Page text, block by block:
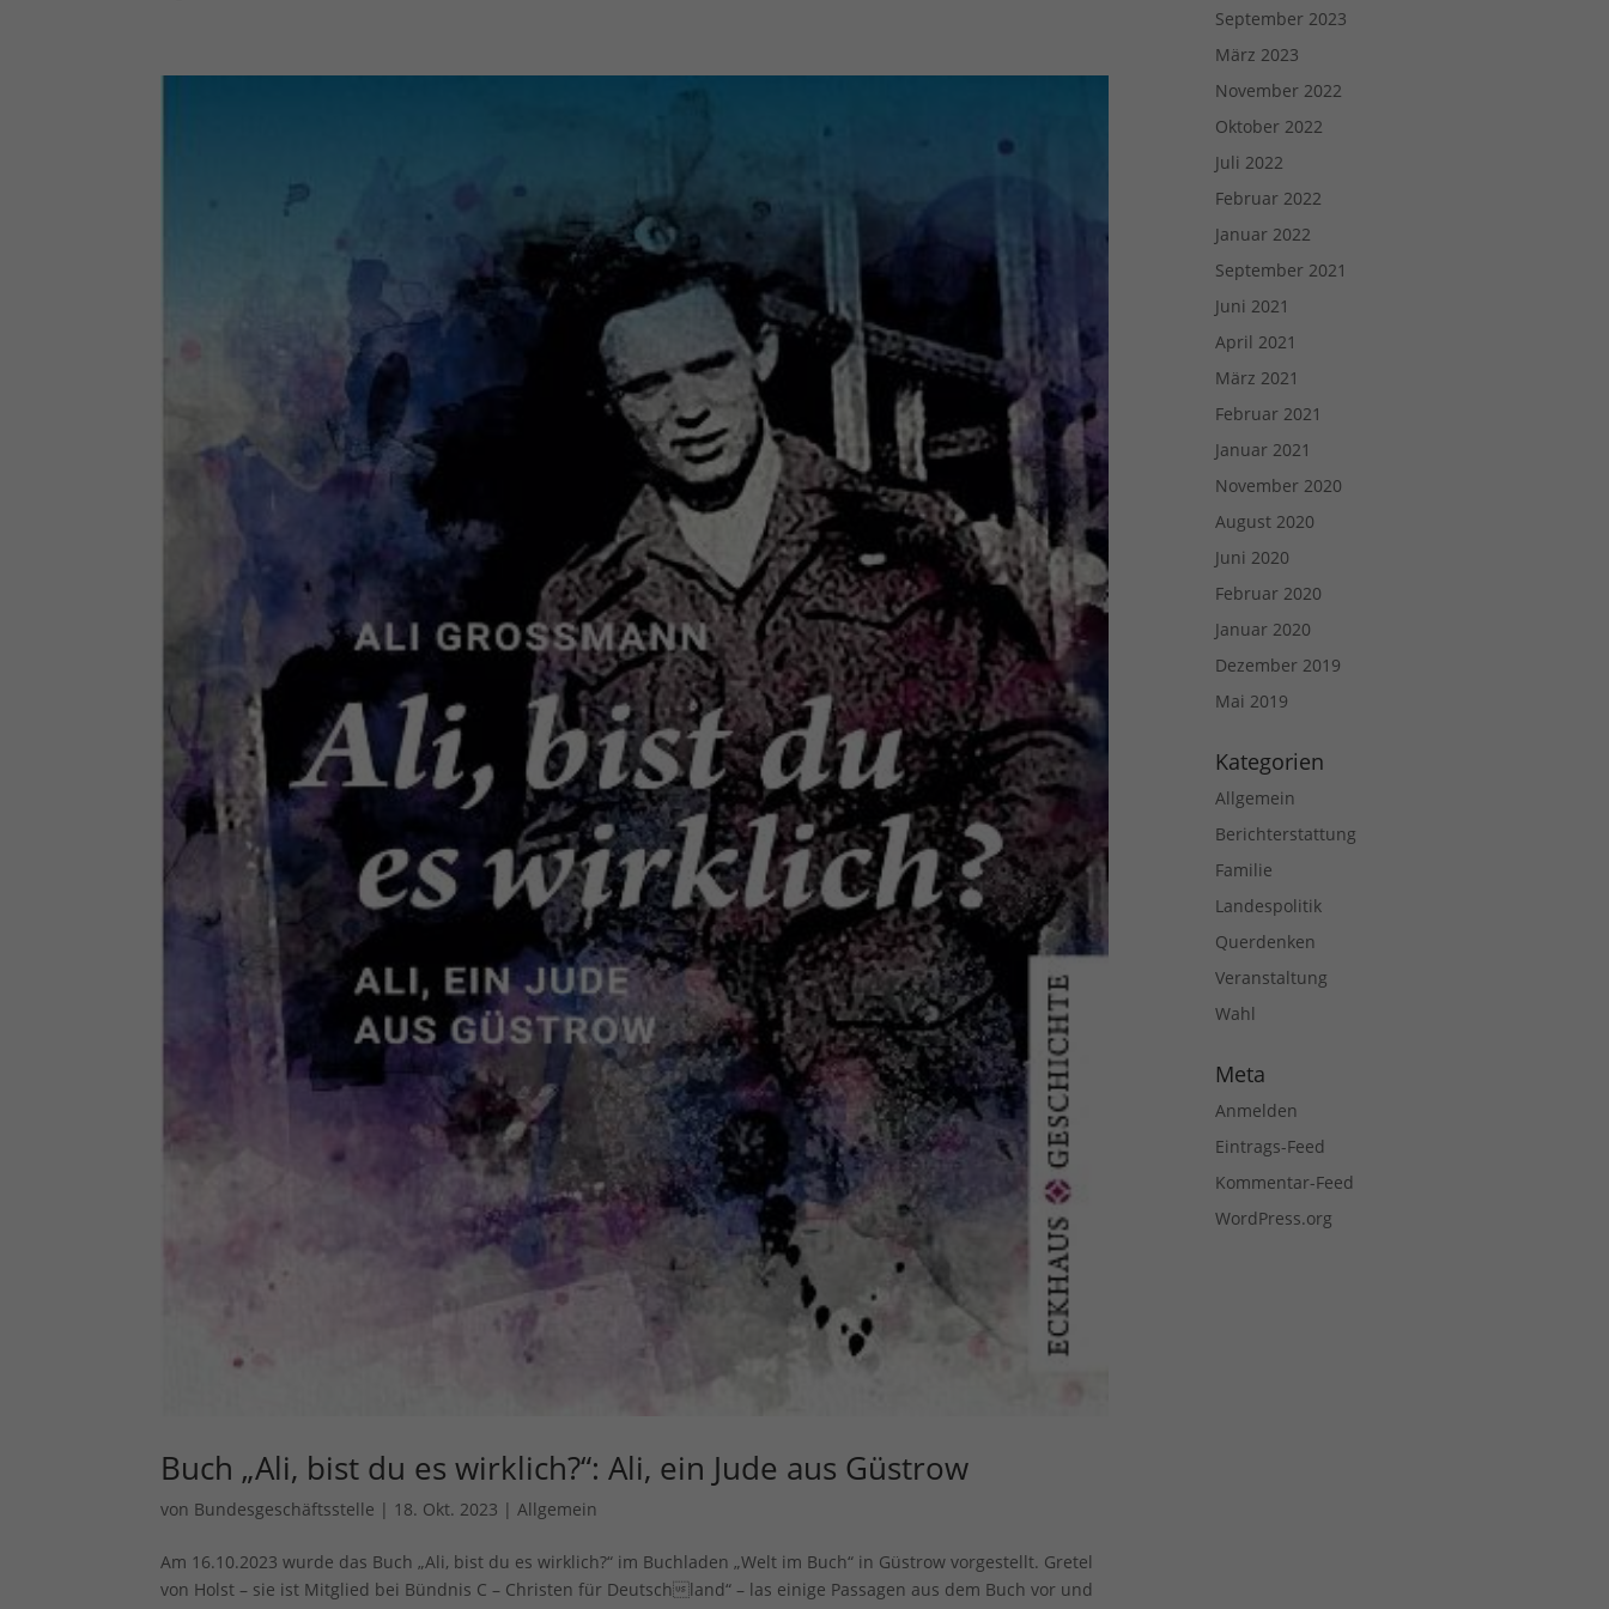
Buch „Ali, bist du es wirklich?“: Ali, ein Jude aus Güstrow
von Bundesgeschäftsstelle | 18. Okt. 2023 |Allgemein
Am 16.10.2023 wurde das Buch „Ali, bist du es wirklich?“ im Buchladen „Welt im Buch“ in Güstrow vorgestellt. Gretel
von Holst – sie ist Mitglied bei Bündnis C – Christen für Deutschland“ – las einige Passagen aus dem Buch vor und
September 2023
März 2023
November 2022
Oktober 2022
Juli 2022
Februar 2022
Januar 2022
September 2021
Juni 2021
April 2021
März 2021
Februar 2021
Januar 2021
November 2020
August 2020
Juni 2020
Februar 2020
Januar 2020
Dezember 2019
Mai 2019
Kategorien
Allgemein
Berichterstattung
Familie
Landespolitik
Querdenken
Veranstaltung
Wahl
Meta
Anmelden
Eintrags-Feed
Kommentar-Feed
WordPress.org
Datenschutzeinstellungen
Externe Medien (7) Externe Medien
Inhalte von Videoplattformen und Social-Media-Plattformen werden standardmäßig
blockiert. Wenn Cookies von externen Medien akzeptiert werden, bedarf der Zugriff auf
diese Inhalte keiner manuellen Einwilligung mehr.
Cookie-Informationen anzeigen
Datenschutzerklärung Impressum